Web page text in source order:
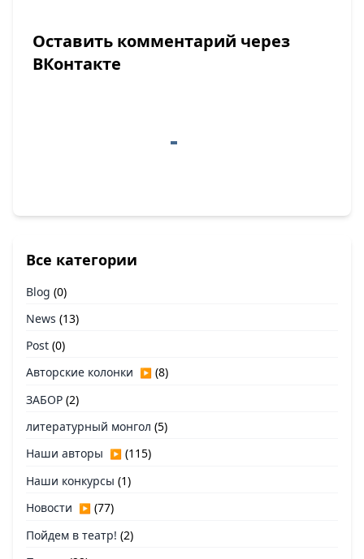
Оставить комментарий через
ВКонтакте
Все категории
Blog (0)
News (13)
Post (0)
Авторские колонки ▶ (8)
ЗАБОР (2)
литературный монгол (5)
Наши авторы ▶ (115)
Наши конкурсы (1)
Новости ▶ (77)
Пойдем в театр! (2)